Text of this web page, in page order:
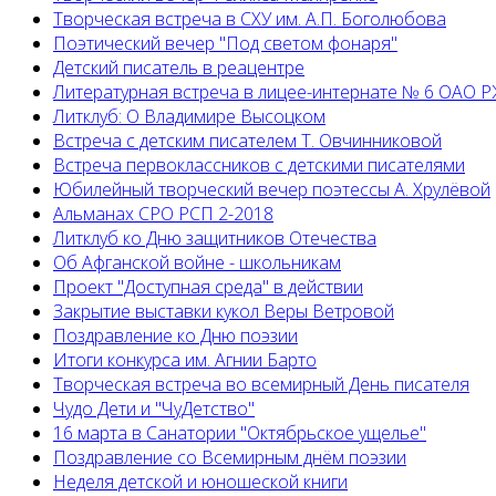
Творческая встреча в СХУ им. А.П. Боголюбова
Поэтический вечер "Под светом фонаря"
Детский писатель в реацентре
Литературная встреча в лицее-интернате № 6 ОАО
Литклуб: О Владимире Высоцком
Встреча с детским писателем Т. Овчинниковой
Встреча первоклассников с детскими писателями
Юбилейный творческий вечер поэтессы А. Хрулёвой
Альманах СРО РСП 2-2018
Литклуб ко Дню защитников Отечества
Об Афганской войне - школьникам
Проект "Доступная среда" в действии
Закрытие выставки кукол Веры Ветровой
Поздравление ко Дню поэзии
Итоги конкурса им. Агнии Барто
Творческая встреча во всемирный День писателя
Чудо Дети и "ЧуДетство"
16 марта в Санатории "Октябрьское ущелье"
Поздравление со Всемирным днём поэзии
Неделя детской и юношеской книги